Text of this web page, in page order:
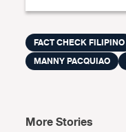
FACT CHECK FILIPINO
MANNY PACQUIAO
More Stories